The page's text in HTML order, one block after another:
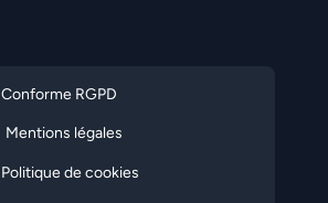
Conforme RGPD
Mentions légales
Politique de cookies